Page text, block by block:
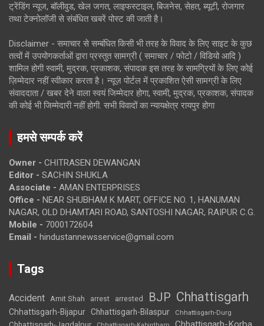
ट्रेंडिंग न्यूज, बॉलीवुड, खेल जगत, लाइफस्टाइल, बिजनेस, सेहत, ब्यूटी, रोजगार
तथा टेक्नोलॉजी से संबंधित खबरें पोस्ट की जाती है।
Disclaimer - समाचार से सम्बंधित किसी भी तरह के विवाद के लिए साइट के कुछ
तत्वों में उपयोगकर्ताओं द्वारा प्रस्तुत सामग्री ( समाचार / फोटो / विडियो आदि )
शामिल होगी स्वामी, मुद्रक, प्रकाशक, संपादक इस तरह के सामग्रियों के लिए कोई
ज़िम्मेदार नहीं स्वीकार करता है। न्यूज़ पोर्टल में प्रकाशित ऐसी सामग्री के लिए
संवाददाता / खबर देने वाला स्वयं जिम्मेदार होगा, स्वामी, मुद्रक, प्रकाशक, संपादक
की कोई भी जिम्मेदारी नहीं होगी. सभी विवादों का न्यायक्षेत्र रायपुर होगा
हमसे सम्पर्क करें
Owner - CHITRASEN DEWANGAN
Editor - SACHIN SHUKLA
Associate - AMAN ENTERPRISES
Office - NEAR SHUBHAM K MART, OFFICE NO. 1, HANUMAN
NAGAR, OLD DHAMTARI ROAD, SANTOSHI NAGAR, RAIPUR C.G.
Mobile - 7000172604
Email - hindustannewsservice@gmail.com
Tags
Accident Amit Shah arrest arrested BJP Chhattisgarh
Chhattisgarh-Bijapur Chhattisgarh-Bilaspur Chhattisgarh-Durg